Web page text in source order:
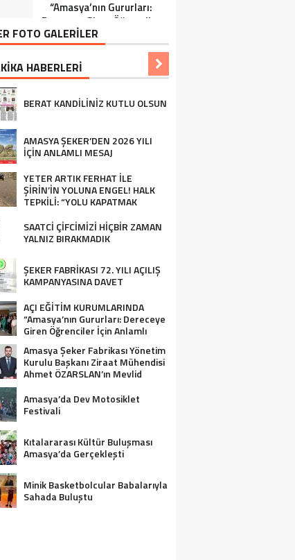
“Amasya’nın Gururları:
Dereceye Giren Öğrenciler
İçin Anlamlı Tören”
FOTO GALERİLER
HABERLERİ
BERAT KANDİLİNİZ KUTLU OLSUN
AMASYA ŞEKER’DEN 2026 YILI
İÇİN ANLAMLI MESAJ
YETER ARTIK FERHAT İLE
ŞİRİN’İN YOLUNA ENGEL! HALK
TEPKİLİ: “YOLU KAPATMAK
SAATCİ ÇİFCİMİZİ HİÇBİR ZAMAN
YALNIZ BIRAKMADIK
ŞEKER FABRİKASI 72. YILI AÇILIŞ
KAMPANYASINA DAVET
AÇI EĞİTİM KURUMLARINDA
“Amasya’nın Gururları: Dereceye
Giren Öğrenciler İçin Anlamlı
Amasya Şeker Fabrikası Yönetim
Kurulu Başkanı Ziraat Mühendisi
Ahmet ÖZARSLAN’ın Mevlid
Amasya’da Dev Motosiklet
Festivali
Kıtalararası Kültür Buluşması
Amasya’da Gerçekleşti
Minik Basketbolcular Babalarıyla
Sahada Buluştu